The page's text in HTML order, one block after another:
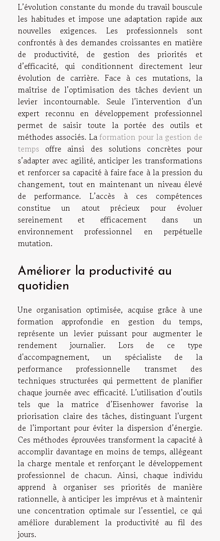
L’évolution constante du monde du travail bouscule
les habitudes et impose une adaptation rapide aux
nouvelles exigences. Les professionnels sont
confrontés à des demandes croissantes en matière
de productivité, de gestion des priorités et
d’efficacité, qui conditionnent directement leur
évolution de carrière. Face à ces mutations, la
maîtrise de l’optimisation des tâches devient un
levier incontournable. Seule l’intervention d’un
expert reconnu en développement professionnel
permet de saisir toute la portée des outils et
méthodes associés. Laformation pour la gestion de
temps offre ainsi des solutions concrètes pour
s’adapter avec agilité, anticiper les transformations
et renforcer sa capacité à faire face à la pression du
changement, tout en maintenant un niveau élevé
de performance. L’accès à ces compétences
constitue un atout précieux pour évoluer
sereinement et efficacement dans un
environnement professionnel en perpétuelle
mutation.
Améliorer la productivité au
quotidien
Une organisation optimisée, acquise grâce à une
formation approfondie en gestion du temps,
représente un levier puissant pour augmenter le
rendement journalier. Lors de ce type
d'accompagnement, un spécialiste de la
performance professionnelle transmet des
techniques structurées qui permettent de planifier
chaque journée avec efficacité. L’utilisation d’outils
tels que la matrice d’Eisenhower favorise la
priorisation claire des tâches, distinguant l’urgent
de l’important pour éviter la dispersion d’énergie.
Ces méthodes éprouvées transforment la capacité à
accomplir davantage en moins de temps, allégeant
la charge mentale et renforçant le développement
professionnel de chacun. Ainsi, chaque individu
apprend à organiser ses priorités de manière
rationnelle, à anticiper les imprévus et à maintenir
une concentration optimale sur l’essentiel, ce qui
améliore durablement la productivité au fil des
jours.